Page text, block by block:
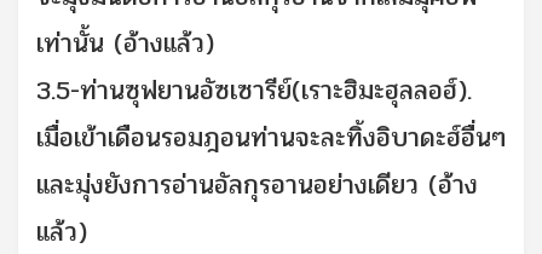
เท่านั้น (อ้างแล้ว)
3.5-ท่านซุฟยานอัซเซารีย์(เราะฮิมะฮุลลอฮ์).
เมื่อเข้าเดือนรอมฎอนท่านจะละทิ้งอิบาดะฮ์อื่นๆ
และมุ่งยังการอ่านอัลกุรอานอย่างเดียว (อ้าง
แล้ว)